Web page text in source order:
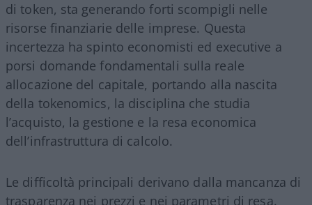
di token, sta generando forti scompigli nelle
risorse finanziarie delle imprese. Questa
incertezza ha spinto economisti ed executive a
porsi domande fondamentali sulla reale
allocazione del capitale, portando alla nascita
della tokenomics, la disciplina che studia
l’acquisto, la gestione e la resa economica
dell’infrastruttura di calcolo.
Le difficoltà principali derivano dalla mancanza di
trasparenza nei prezzi e nei parametri di resa.